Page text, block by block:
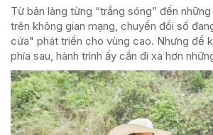
Từ bản làng từng “trắng sóng” đến
trên không gian mạng, chuyển đổi số
cửa" phát triển cho vùng cao. Nhưng để
phía sau, hành trình ấy cần đi xa hơn